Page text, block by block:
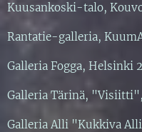
Kuusankoski-talo,
Rantatie-galleria,
Galleria Fogga, Helsinki
Galleria Tärinä,
Galleria Alli "Kukkiva